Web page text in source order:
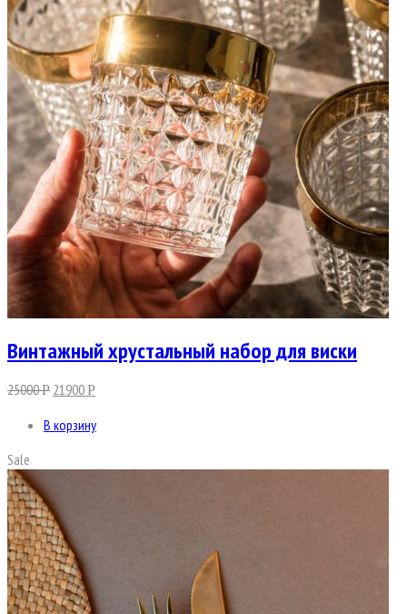
Винтажный хрустальный набор для виски
25000Р 21900Р
В корзину
Sale